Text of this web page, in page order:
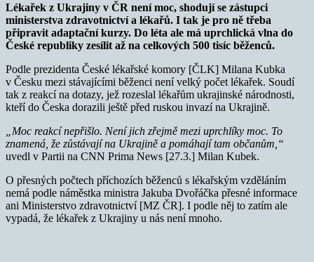
Lékařek z Ukrajiny v ČR není moc, shodují se zástupci
ministerstva zdravotnictví a lékařů. I tak je pro ně třeba
připravit adaptační kurzy. Do léta ale má uprchlická vlna do
České republiky zesílit až na celkových 500 tisíc běženců.
Podle prezidenta České lékařské komory [ČLK] Milana Kubka
v Česku mezi stávajícími běženci není velký počet lékařek. Soudí
tak z reakcí na dotazy, jež rozeslal lékařům ukrajinské národnosti,
kteří do Česka dorazili ještě před ruskou invazí na Ukrajině.
„Moc reakcí nepřišlo. Není jich zřejmě mezi uprchlíky moc. To
znamená, že zůstávají na Ukrajině a pomáhají tam občanům,“
uvedl v Partii na CNN Prima News [27.3.] Milan Kubek.
O přesných počtech příchozích běženců s lékařským vzděláním
nemá podle náměstka ministra Jakuba Dvořáčka přesné informace
ani Ministerstvo zdravotnictví [MZ ČR]. I podle něj to zatím ale
vypadá, že lékařek z Ukrajiny u nás není mnoho.